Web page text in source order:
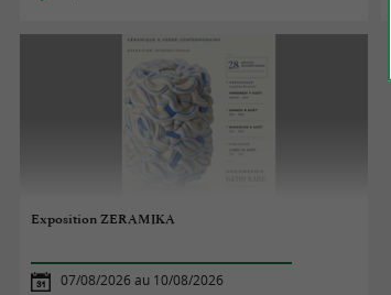
Exposition ZERAMIKA
07/08/2026 au 10/08/2026